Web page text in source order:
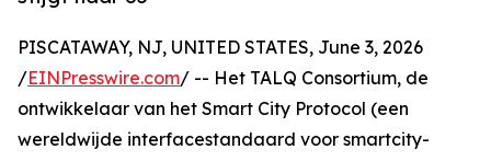
PISCATAWAY, NJ, UNITED STATES, June 3, 2026
/EINPresswire.com/ -- Het TALQ Consortium, de
ontwikkelaar van het Smart City Protocol (een
wereldwijde interfacestandaard voor smartcity-